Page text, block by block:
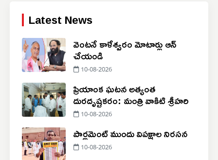
Latest News
వెంటనే కాళేశ్వరం మోటార్లు ఆన్
చేయండి
10-08-2026
ప్రియాంక ఘటన అత్యంత
దురదృష్టకరం: మంత్రి వాకిటి శ్రీహరి
10-08-2026
పార్లమెంట్ ముందు విపక్షాల నిరసన
10-08-2026